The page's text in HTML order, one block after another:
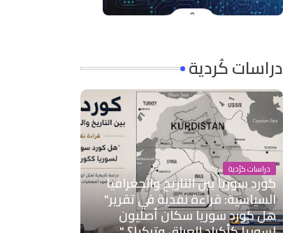
دراسات كُردية
دراسات كرُدية
كورد سوريا بين التاريخ والجغرافيا
السياسية: قراءة نقدية في تقرير"
هل كورد سوريا سكان أصليون